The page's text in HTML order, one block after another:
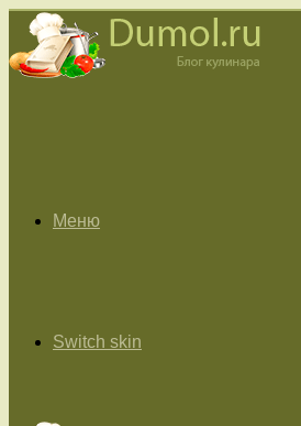
Меню
Switch skin